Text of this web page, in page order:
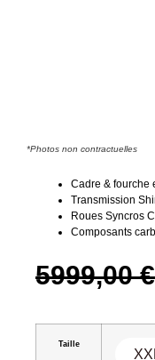
*Photos non contractuelles
Cadre & fourche
Transmission
Roues Syncros
Composants
5999,00€
Taille